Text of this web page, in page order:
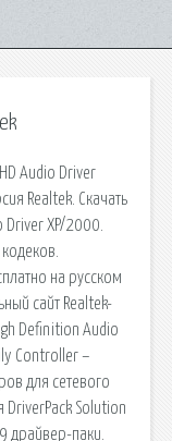
Audio Driver
Realtek. Скачать
Driver XP/2000.
на русском
сайт Realtek-
Definition Audio
Controller –
для сетевого
Solution
драйвер-паки.